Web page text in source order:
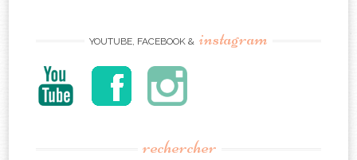
YOUTUBE, FACEBOOK & instagram
rechercher